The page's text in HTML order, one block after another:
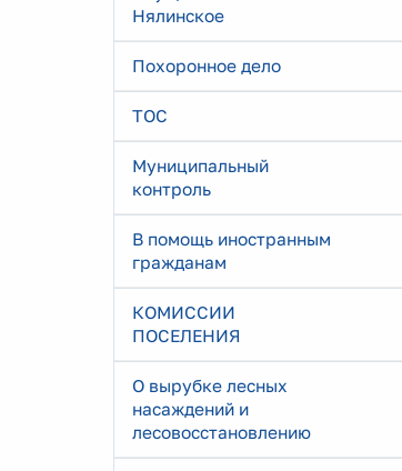
Нялинское
Похоронное дело
ТОС
Муниципальный
контроль
В помощь иностранным
гражданам
КОМИССИИ
ПОСЕЛЕНИЯ
О вырубке лесных
насаждений и
лесовосстановлению